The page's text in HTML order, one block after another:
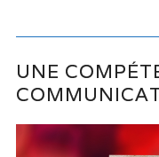
UNE